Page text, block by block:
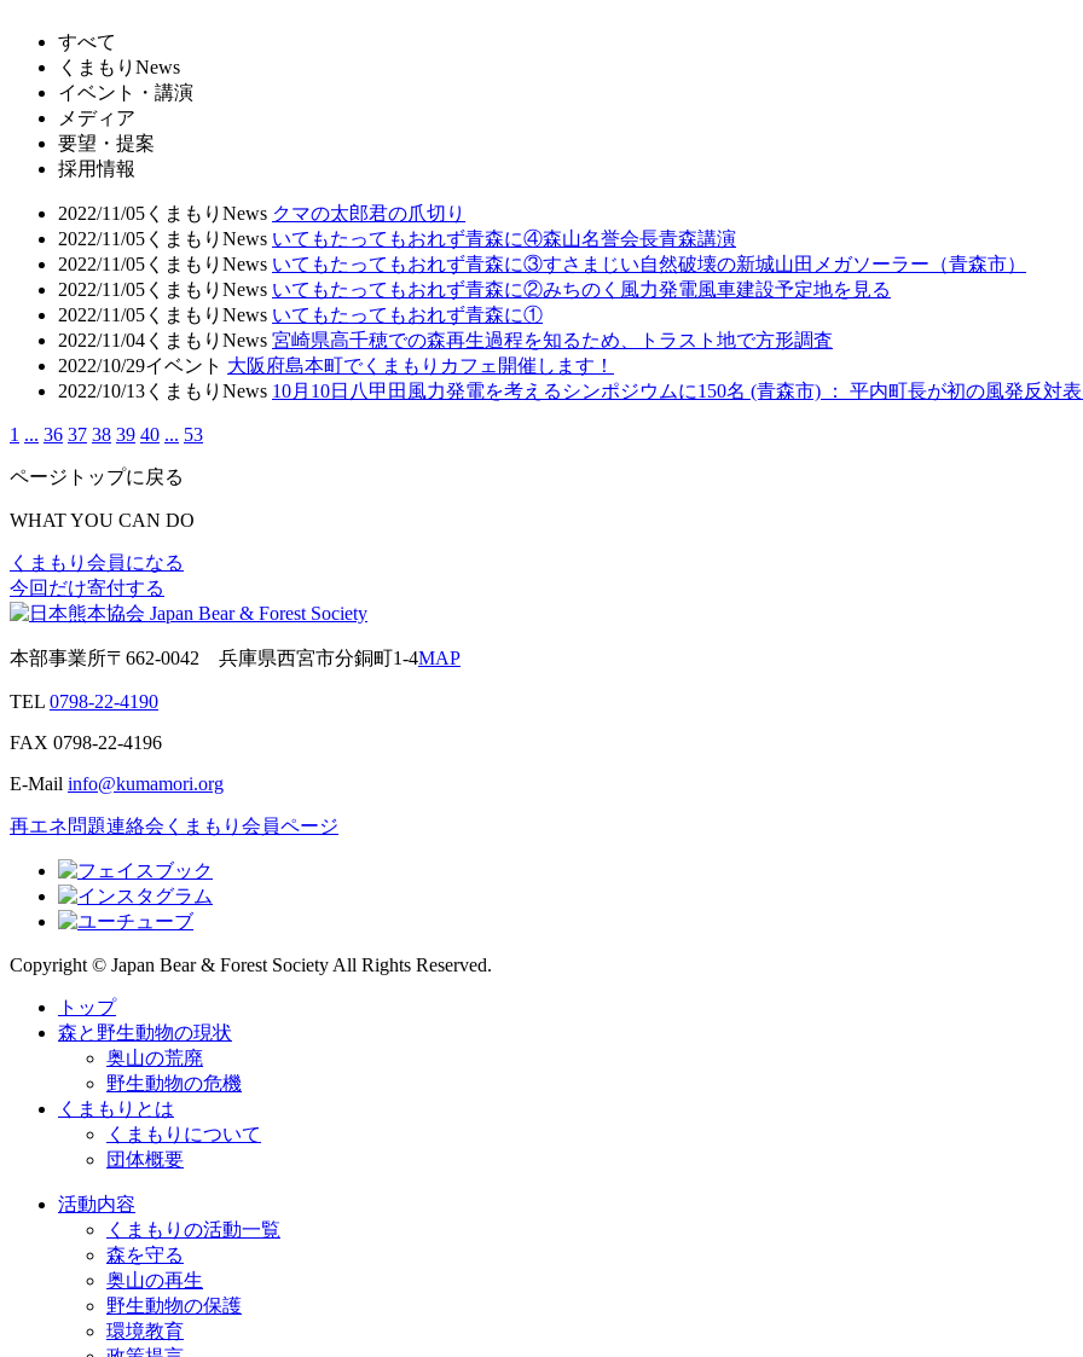
すべて
くまもりNews
イベント・講演
メディア
要望・提案
採用情報
2022/11/05 くまもりNews クマの太郎君の爪切り
2022/11/05 くまもりNews いてもたってもおれず青森に④森山名誉会長青森講演
2022/11/05 くまもりNews いてもたってもおれず青森に③すさまじい自然破壊の新城山田メガソーラー（青森市）
2022/11/05 くまもりNews いてもたってもおれず青森に②みちのく風力発電風車建設予定地を見る
2022/11/05 くまもりNews いてもたってもおれず青森に①
2022/11/04 くまもりNews 宮崎県高千穂での森再生過程を知るため、トラスト地で方形調査
2022/10/29イベント 大阪府島本町でくまもりカフェ開催します！
2022/10/13 くまもりNews 10月10日八甲田風力発電を考えるシンポジウムに150名 (青森市) ： 平内町長が初の風発反対
1 ... 36 37 38 39 40 ... 53
ページトップに戻る
WHAT YOU CAN DO
くまもり会員になる
今回だけ寄付する
本部事業所〒662-0042 兵庫県西宮市分銅町1-4MAP
TEL 0798-22-4190
FAX 0798-22-4196
E-Mail info@kumamori.org
再エネ問題連絡会 くまもり会員ページ
Copyright © Japan Bear & Forest Society All Rights Reserved.
トップ
森と野生動物の現状
奥山の荒廃
野生動物の危機
くまもりとは
くまもりについて
団体概要
活動内容
くまもりの活動一覧
森を守る
奥山の再生
野生動物の保護
環境教育